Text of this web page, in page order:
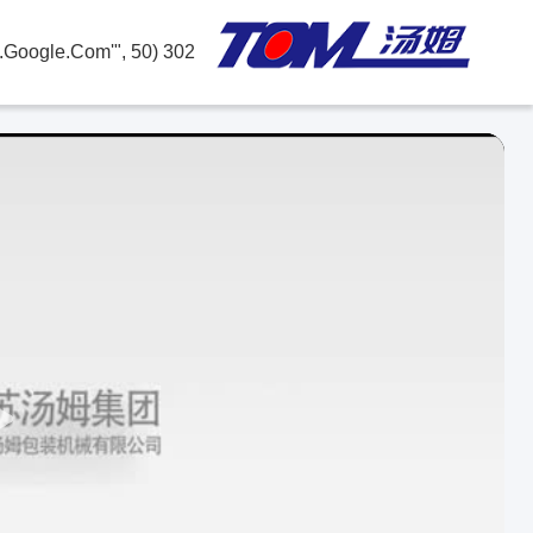
302 SetTimeout("javascript:location.href='https://www.google.com'", 50);